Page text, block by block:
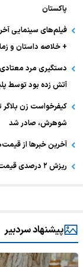
پاکستان
+ خلاصه داستان و
دستگیری مرد
آتش زده بود توسط
کیفرخواست زن بلاگر
شوهرش، صادر شد
آخرین خبر‌ها از
ریزش ۲ درصدی قیمت دلار در بازار آزاد مشهد+ علت
پیشنهاد سردبیر